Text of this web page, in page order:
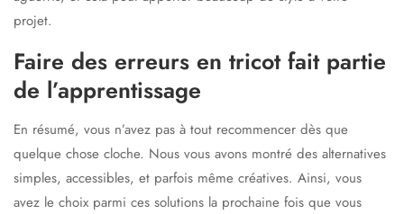
projet.
Faire des erreurs en tricot fait partie
de l’apprentissage
En résumé, vous n’avez pas à tout recommencer dès que
quelque chose cloche. Nous vous avons montré des alternatives
simples, accessibles, et parfois même créatives. Ainsi, vous
avez le choix parmi ces solutions la prochaine fois que vous